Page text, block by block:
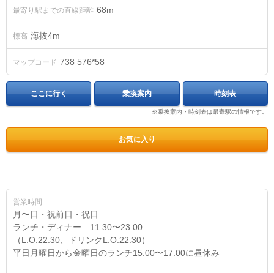
最寄り駅までの直線距離 68m
標高 海抜4m
マップコード 738 576*58
ここに行く 乗換案内 時刻表
※乗換案内・時刻表は最寄駅の情報です。
お気に入り
営業時間
月〜日・祝前日・祝日
ランチ・ディナー 11:30〜23:00
（L.O.22:30、ドリンクL.O.22:30）
平日月曜日から金曜日のランチ15:00〜17:00に昼休み